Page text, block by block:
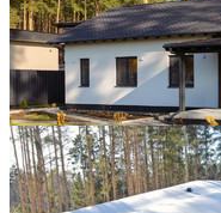
превращаем
особенный дом